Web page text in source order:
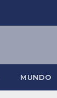
MUNDO